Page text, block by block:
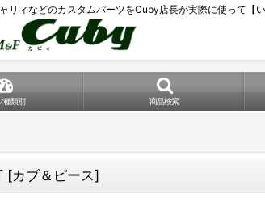
リィなどのカスタムパーツをCuby店長が実際に使って【
種類別 商品検索
[カブ＆ピース]